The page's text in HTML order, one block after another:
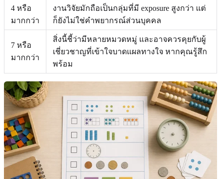
4 หรือ
มากกว่า
งานวิจัยมักถือเป็นกลุ่มที่มี exposure สูงกว่า แต่
ก็ยังไม่ใช่คำพยากรณ์ส่วนบุคคล
7 หรือ
มากกว่า
สิ่งนี้ชี้ว่ามีหลายหมวดหมู่ และอาจควรคุยกับผู้
เชี่ยวชาญที่เข้าใจบาดแผลทางใจ หากคุณรู้สึก
พร้อม